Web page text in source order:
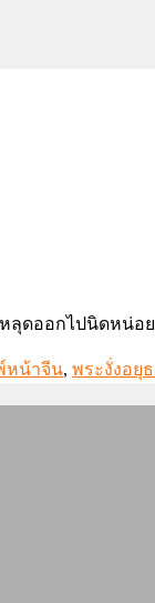
ดออกไปนิดหน่อย
หน้าจีน, พระงั่งอยุ